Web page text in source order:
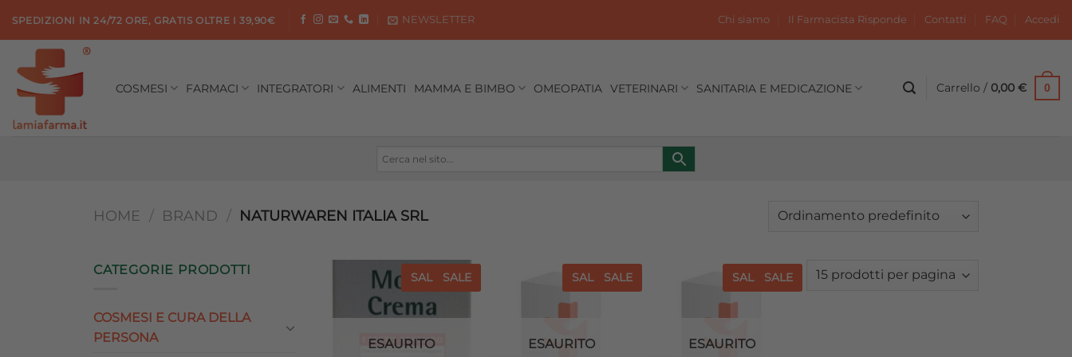
contenuti
SPEDIZIONI IN 24/72 ORE, GRATIS OLTRE I 39,90€ NEWSLETTER Chi siamo Il Farmacista Risponde Contatti FAQ Accedi
COSMESI FARMACI INTEGRATORI ALIMENTI MAMMA E BIMBO OMEOPATIA VETERINARI SANITARIA E MEDICAZIONE Carrello / 0,00€ 0
HOME / BRAND / NATURWAREN ITALIA SRL
CATEGORIE PRODOTTI
COSMESI E CURA DELLA
PERSONA
SALE SALE
Aggiungi
alla lista
desideri
ESAURITO
SALE SALE
desideri
ESAURITO
SALE SALE
desideri
ESAURITO